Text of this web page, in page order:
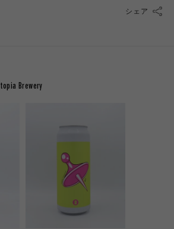
シェア
Brewery